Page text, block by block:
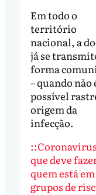
Em todo o
território
nacional, a
já se
forma
– quando não
possível
origem da
infecção.
que deve
quem está em
grupos de